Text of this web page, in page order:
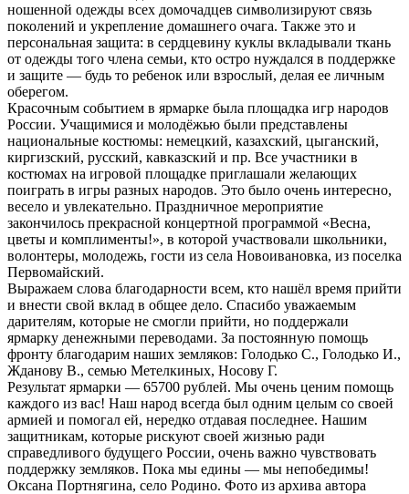
ношенной одежды всех домочадцев символизируют связь
поколений и укрепление домашнего очага. Также это и
персональная защита: в сердцевину куклы вкладывали ткань
от одежды того члена семьи, кто остро нуждался в поддержке
и защите — будь то ребенок или взрослый, делая ее личным
оберегом.
Красочным событием в ярмарке была площадка игр народов
России. Учащимися и молодёжью были представлены
национальные костюмы: немецкий, казахский, цыганский,
киргизский, русский, кавказский и пр. Все участники в
костюмах на игровой площадке приглашали желающих
поиграть в игры разных народов. Это было очень интересно,
весело и увлекательно. Праздничное мероприятие
закончилось прекрасной концертной программой «Весна,
цветы и комплименты!», в которой участвовали школьники,
волонтеры, молодежь, гости из села Новоивановка, из поселка
Первомайский.
Выражаем слова благодарности всем, кто нашёл время прийти
и внести свой вклад в общее дело. Спасибо уважаемым
дарителям, которые не смогли прийти, но поддержали
ярмарку денежными переводами. За постоянную помощь
фронту благодарим наших земляков: Голодько С., Голодько И.,
Жданову В., семью Метелкиных, Носову Г.
Результат ярмарки — 65700 рублей. Мы очень ценим помощь
каждого из вас! Наш народ всегда был одним целым со своей
армией и помогал ей, нередко отдавая последнее. Нашим
защитникам, которые рискуют своей жизнью ради
справедливого будущего России, очень важно чувствовать
поддержку земляков. Пока мы едины — мы непобедимы!
Оксана Портнягина, село Родино. Фото из архива автора